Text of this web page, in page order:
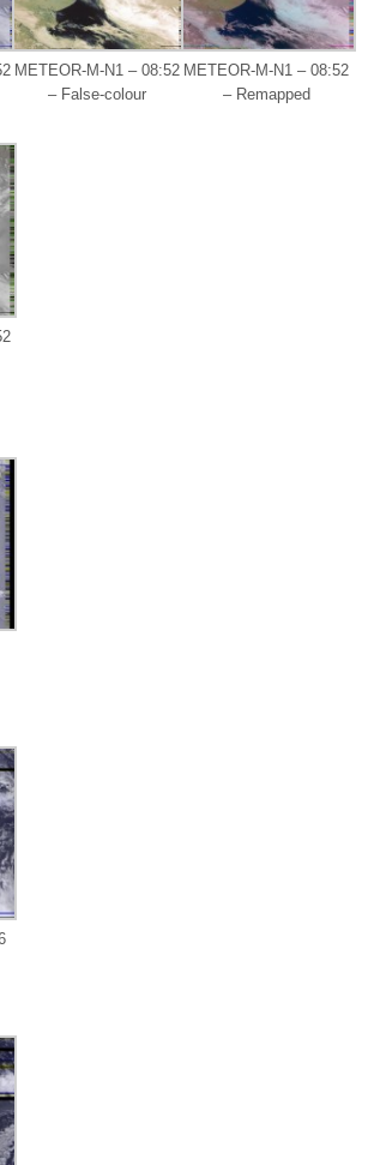
METEOR-M-N1 – 08:52
– False-colour
METEOR-M-N1 – 08:52
– Remapped